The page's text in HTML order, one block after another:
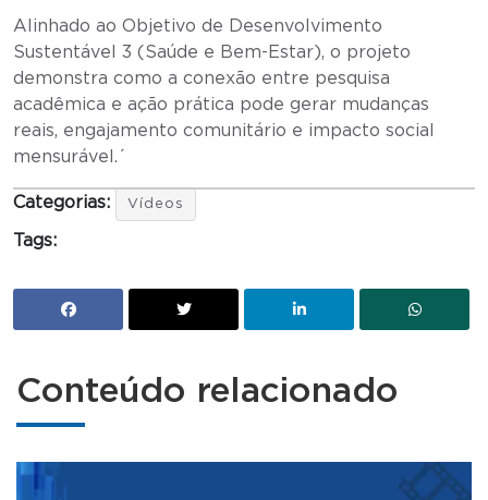
Alinhado ao Objetivo de Desenvolvimento
Sustentável 3 (Saúde e Bem-Estar), o projeto
demonstra como a conexão entre pesquisa
acadêmica e ação prática pode gerar mudanças
reais, engajamento comunitário e impacto social
mensurável.´
Categorias: Vídeos
Tags:
Conteúdo relacionado